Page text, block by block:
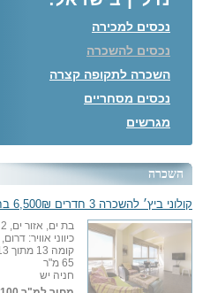
נכסים למכירה
נכסים להשכרה
השכרה לתקופה קצרה
נכסים מסחריים
מגרשים
השכרה
קולוני ביץ׳ להשכרה 3 חדרים 6,500₪ בחודש
בת ים, אזור ים, 2 חדרי שינה + סלון
כיווני אוויר:
קומה 13 מתוך 13, נוף לים, שטח הדירה בקולוני ביץ׳
65 מ"ר
חניה יש